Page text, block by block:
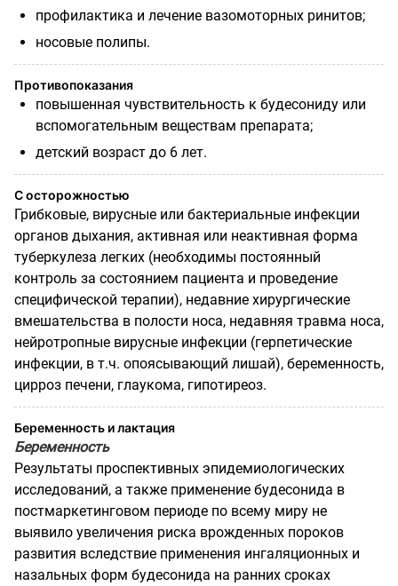
профилактика и лечение вазомоторных ринитов;
носовые полипы.
Противопоказания
повышенная чувствительность к будесониду или
вспомогательным веществам препарата;
детский возраст до 6 лет.
С осторожностью
Грибковые, вирусные или бактериальные инфекции
органов дыхания, активная или неактивная форма
туберкулеза легких (необходимы постоянный
контроль за состоянием пациента и проведение
специфической терапии), недавние хирургические
вмешательства в полости носа, недавняя травма носа,
нейротропные вирусные инфекции (герпетические
инфекции, в т.ч. опоясывающий лишай), беременность,
цирроз печени, глаукома, гипотиреоз.
Беременность и лактация
Беременность
Результаты проспективных эпидемиологических
исследований, а также применение будесонида в
постмаркетинговом периоде по всему миру не
выявило увеличения риска врожденных пороков
развития вследствие применения ингаляционных и
назальных форм будесонида на ранних сроках